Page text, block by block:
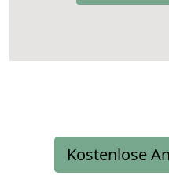
Kostenlose